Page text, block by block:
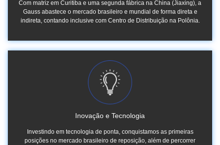
Com matriz em Curitiba e uma segunda fábrica na China (Jiaxing), a
Gauss abastece o mercado brasileiro e mundial de forma direta e
indireta, contando inclusive com Centro de Distribuição na Polônia.
Inovação e Tecnologia
Investindo em tecnologia de ponta, conquistamos as primeiras
posições no mercado brasileiro de reposição, além de percorrer